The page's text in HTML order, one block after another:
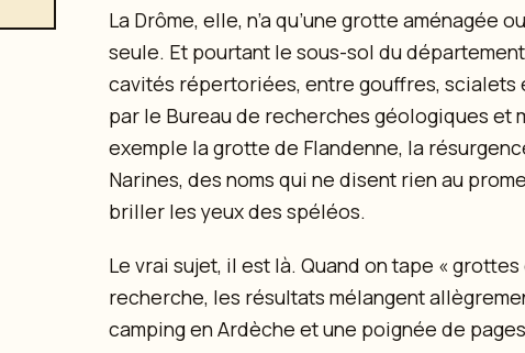
La Drôme, elle, n’a qu’une grotte aménagée
seule. Et pourtant le sous-sol du
cavités répertoriées, entre gouffres, scialets
par le Bureau de recherches géologiques et
exemple la grotte de Flandenne, la
Narines, des noms qui ne disent rien au
briller les yeux des spéléos.
Le vrai sujet, il est là. Quand on tape «
recherche, les résultats mélangent
camping en Ardèche et une poignée de